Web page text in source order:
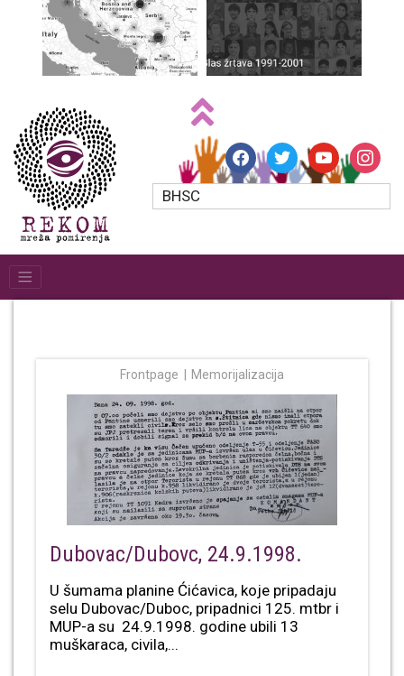
BHSC
Frontpage Memorijalizacija
Dubovac/Dubovc, 24.9.1998.
U šumama planine Ćićavica, koje pripadaju
selu Dubovac/Duboc, pripadnici 125. mtbr i
MUP-a su 24.9.1998. godine ubili 13
muškaraca, civila,...
facebooktwitteryoutube